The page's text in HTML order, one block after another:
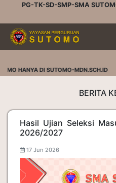
PG-TK-SD-SMP-SMA
HANYA DI SUTOMO-MDN.SCH.ID
BERITA
Hasil Ujian Seleksi
2026/2027
17 Jun 2026